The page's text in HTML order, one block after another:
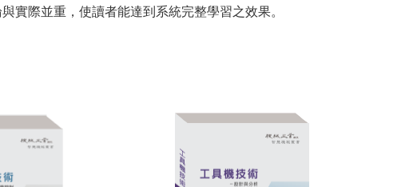
實際並重，使讀者能達到系統完整學習之效果。